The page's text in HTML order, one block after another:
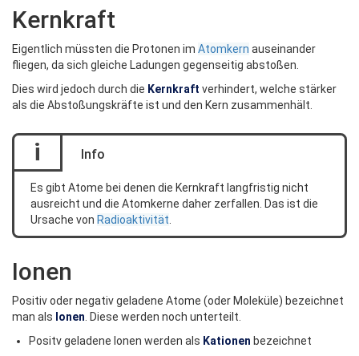
Kernkraft
Eigentlich müssten die Protonen im Atomkern auseinander
fliegen, da sich gleiche Ladungen gegenseitig abstoßen.
Dies wird jedoch durch die Kernkraft verhindert, welche stärker
als die Abstoßungskräfte ist und den Kern zusammenhält.
i Info
Es gibt Atome bei denen die Kernkraft langfristig nicht
ausreicht und die Atomkerne daher zerfallen. Das ist die
Ursache von Radioaktivität
Ionen
Positiv oder negativ geladene Atome (oder Moleküle) bezeichnet
man als Ionen . Diese werden noch unterteilt.
Positv geladene Ionen werden als Kationen bezeichnet